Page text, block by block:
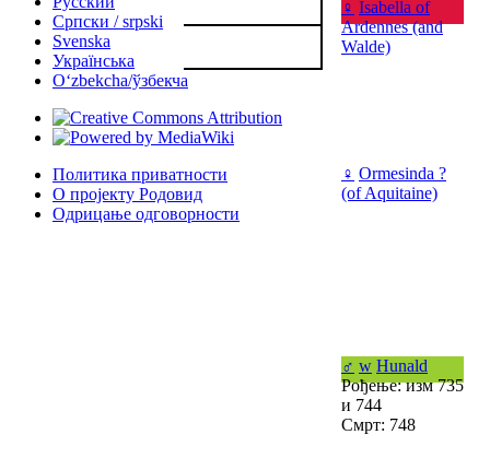
♀ Isabella of
Ardennes (and
Walde)
♀ Ormesinda ?
(of Aquitaine)
♂ w Hunald
Рођење: изм 735
и 744
Смрт: 748
Српски / srpski
Svenska
Українська
Oʻzbekcha/ўзбекча
Политика приватности
О пројекту Родовид
Одрицање одговорности